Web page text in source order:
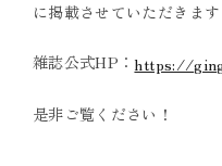
に掲載させていただきます
雑誌公式HP： https://
是非ご覧ください！